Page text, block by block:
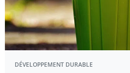
DÉVELOPPEMENT DURABLE